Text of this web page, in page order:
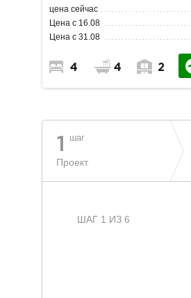
цена сейчас
Цена с 16.08
Цена с 31.08
4 4 2
1 шаг
Проект
ШАГ 1 ИЗ 6